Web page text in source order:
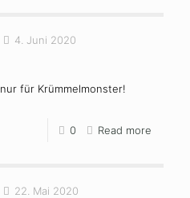
4. Juni 2020
für Krümmelmonster!
0 Read more
22. Mai 2020